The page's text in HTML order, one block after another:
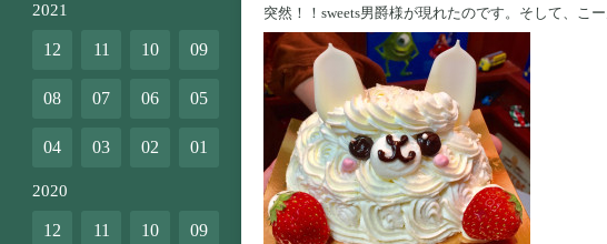
突然！！sweets男爵様が現れたのです。そして、こ
2021
12 11 10 09
08 07 06 05
04 03 02 01
2020
12 11 10 09